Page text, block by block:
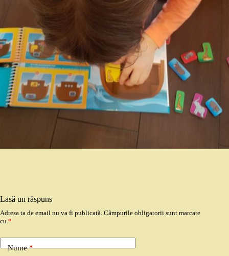
Lasă un răspuns
Adresa ta de email nu va fi publicată. Câmpurile obligatorii sunt marcate
cu *
Nume*